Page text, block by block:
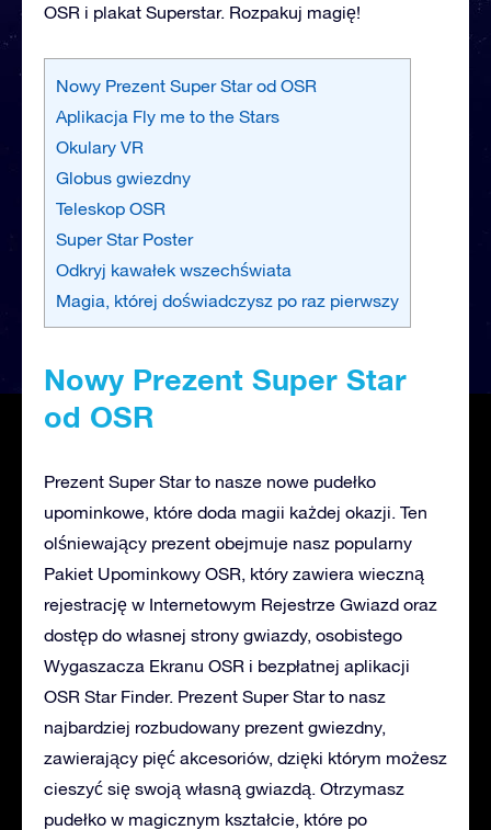
OSR i plakat Superstar. Rozpakuj magię!
Nowy Prezent Super Star od OSR
Aplikacja Fly me to the Stars
Okulary VR
Globus gwiezdny
Teleskop OSR
Super Star Poster
Odkryj kawałek wszechświata
Magia, której doświadczysz po raz pierwszy
Nowy Prezent Super Star
od OSR
Prezent Super Star to nasze nowe pudełko
upominkowe, które doda magii każdej okazji. Ten
olśniewający prezent obejmuje nasz popularny
Pakiet Upominkowy OSR, który zawiera wieczną
rejestrację w Internetowym Rejestrze Gwiazd oraz
dostęp do własnej strony gwiazdy, osobistego
Wygaszacza Ekranu OSR i bezpłatnej aplikacji
OSR Star Finder. Prezent Super Star to nasz
najbardziej rozbudowany prezent gwiezdny,
zawierający pięć akcesoriów, dzięki którym możesz
cieszyć się swoją własną gwiazdą. Otrzymasz
pudełko w magicznym kształcie, które po